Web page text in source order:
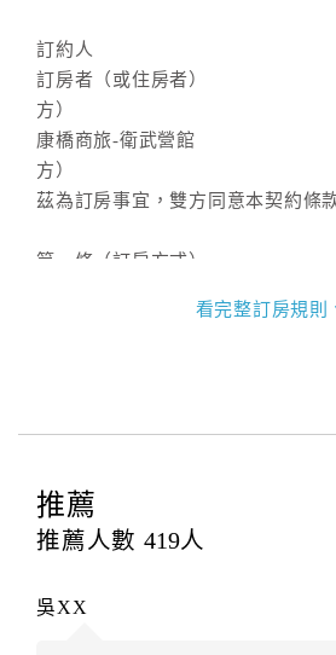
訂約人
訂房者（或住房者）
方）
康橋商旅-衛武營館
方）
茲為訂房事宜，雙方同意本契約條
第一條（訂房方式）
房者，乙方接受訂房時，應以書面
第三條（房價及其內容）
看完整訂房規則
推薦
推薦人數 419人
吳XX